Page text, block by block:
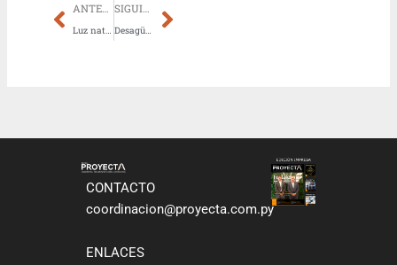
Prev SIGUIENTE
Desagüe pluvial: comuna capitalina anuncia avances en la Cuenca Rocío Cabriza
Next
CONTACTO
coordinacion@proyecta.com.py
ENLACES